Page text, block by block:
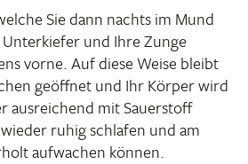
Sie dann nachts im Mund
und Ihre Zunge
vorne. Auf diese Weise bleibt
geöffnet und Ihr Körper wird
ausrei­chend mit Sauer­stoff
ruhig schlafen und am
aufwa­chen können.